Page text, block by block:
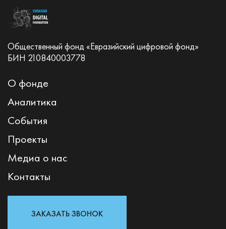
Общественный фонд «Евразийский цифровой фонд»
БИН 210840003778
О фонде
Аналитика
События
Проекты
Медиа о нас
Контакты
ЗАКАЗАТЬ ЗВОНОК